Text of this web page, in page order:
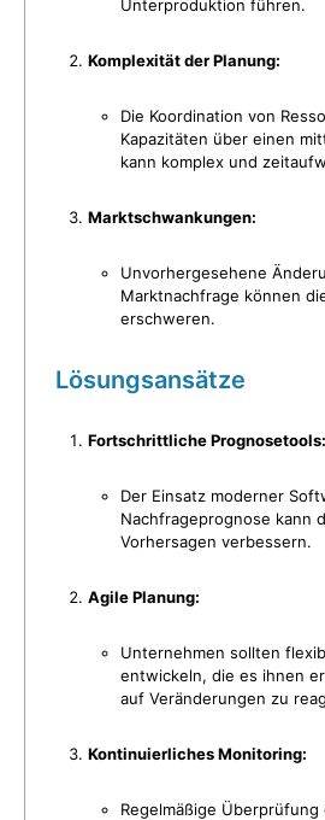
Unterproduktion führen.
Komplexität der Planung:
Die Koordination von
Kapazitäten über einen
kann komplex und
Marktschwankungen:
Unvorhergesehene
Marktnachfrage können
erschweren.
Lösungsansätze
Fortschrittliche Prognosetools:
Der Einsatz moderner
Nachfrageprognose kann
Vorhersagen verbessern.
Agile Planung:
Unternehmen sollten
entwickeln, die es ihnen
auf Veränderungen zu
Kontinuierliches Monitoring:
Regelmäßige Überprüfung